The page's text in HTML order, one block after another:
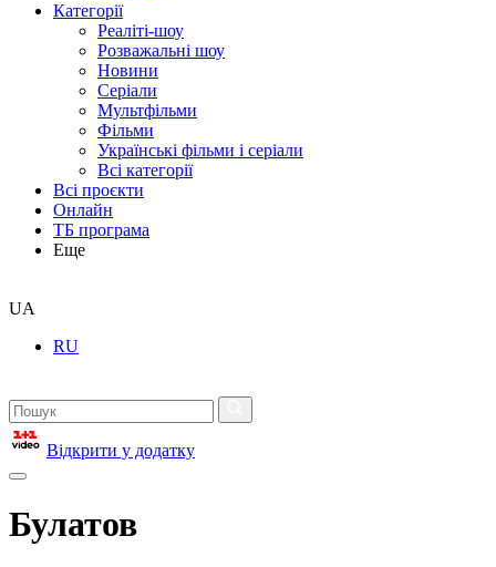
Категорії
Реаліті-шоу
Розважальні шоу
Новини
Серіали
Мультфільми
Фільми
Українські фільми і серіали
Всі категорії
Всі проєкти
Онлайн
ТБ програма
Еще
UA
RU
Відкрити у додатку
Булатов